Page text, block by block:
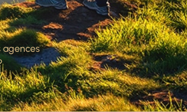
agences